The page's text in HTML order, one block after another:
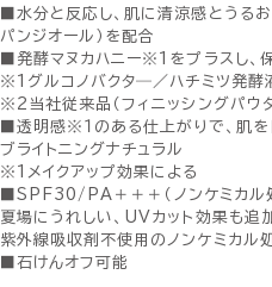
■水分と反応し、肌に清涼感とうる
パンジオール）を配合
■発酵マヌカハニー※1をプラスし
※1グルコノバクタ―／ハチミツ発酵
※2当社従来品（フィニッシングパウ
■透明感※１のある仕上がりで、肌
ブライトニングナチュラル
※1メイクアップ効果による
■SPF30/PA＋＋＋（ノンケミカル
夏場にうれしい、UVカット効果も追
紫外線吸収剤不使用のノンケミカル
■石けんオフ可能